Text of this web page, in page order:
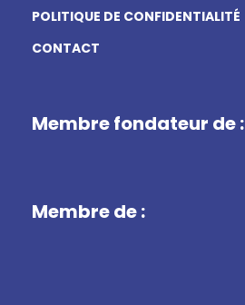
POLITIQUE DE CONFIDENTIALITÉ
CONTACT
Membre fondateur de :
Membre de :